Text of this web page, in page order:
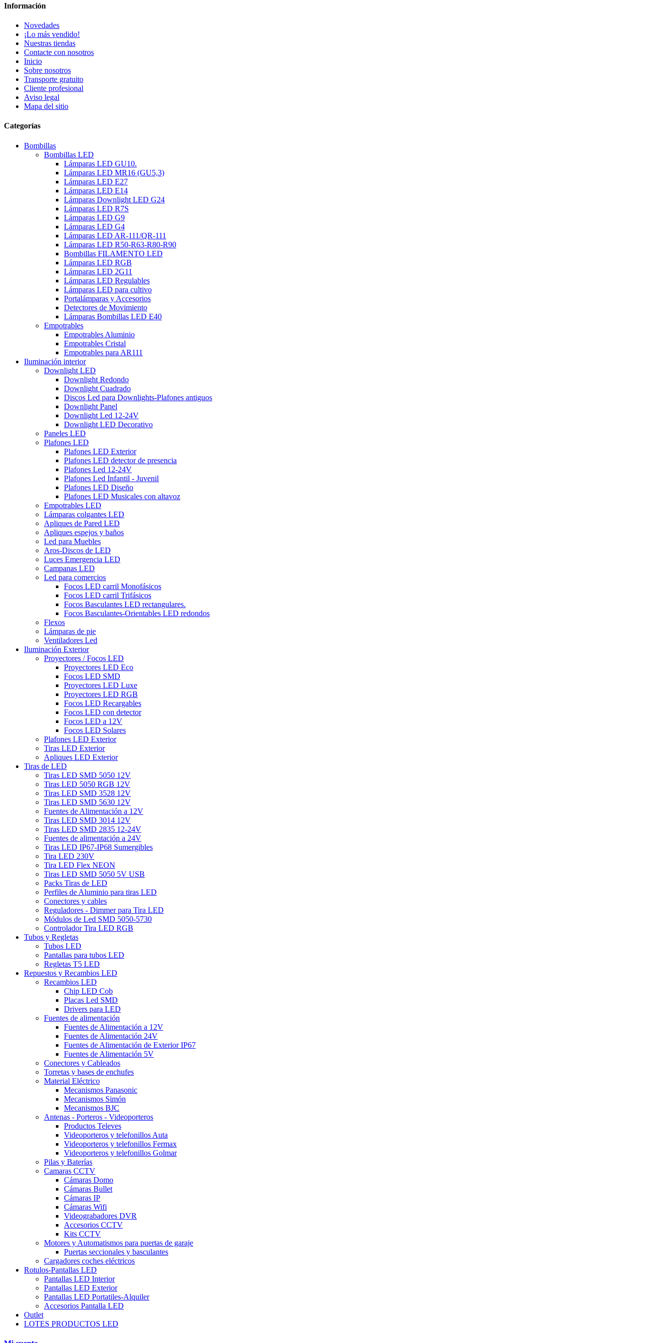
Información
Novedades
¡Lo más vendido!
Nuestras tiendas
Contacte con nosotros
Inicio
Sobre nosotros
Transporte gratuito
Cliente profesional
Aviso legal
Mapa del sitio
Categorías
Bombillas
Bombillas LED
Lámparas LED GU10.
Lámparas LED MR16 (GU5,3)
Lámparas LED E27
Lámparas LED E14
Lámparas Downlight LED G24
Lámparas LED R7S
Lámparas LED G9
Lámparas LED G4
Lámparas LED AR-111/QR-111
Lámparas LED R50-R63-R80-R90
Bombillas FILAMENTO LED
Lámparas LED RGB
Lámparas LED 2G11
Lámparas LED Regulables
Lámparas LED para cultivo
Portalámparas y Accesorios
Detectores de Movimiento
Lámparas Bombillas LED E40
Empotrables
Empotrables Aluminio
Empotrables Cristal
Empotrables para AR111
Iluminación interior
Downlight LED
Downlight Redondo
Downlight Cuadrado
Discos Led para Downlights-Plafones antiguos
Downlight Panel
Downlight Led 12-24V
Downlight LED Decorativo
Paneles LED
Plafones LED
Plafones LED Exterior
Plafones LED detector de presencia
Plafones Led 12-24V
Plafones Led Infantil - Juvenil
Plafones LED Diseño
Plafones LED Musicales con altavoz
Empotrables LED
Lámparas colgantes LED
Apliques de Pared LED
Apliques espejos y baños
Led para Muebles
Aros-Discos de LED
Luces Emergencia LED
Campanas LED
Led para comercios
Focos LED carril Monofásicos
Focos LED carril Trifásicos
Focos Basculantes LED rectangulares.
Focos Basculantes-Orientables LED redondos
Flexos
Lámparas de pie
Ventiladores Led
Iluminación Exterior
Proyectores / Focos LED
Proyectores LED Eco
Focos LED SMD
Proyectores LED Luxe
Proyectores LED RGB
Focos LED Recargables
Focos LED con detector
Focos LED a 12V
Focos LED Solares
Plafones LED Exterior
Tiras LED Exterior
Apliques LED Exterior
Tiras de LED
Tiras LED SMD 5050 12V
Tiras LED 5050 RGB 12V
Tiras LED SMD 3528 12V
Tiras LED SMD 5630 12V
Fuentes de Alimentación a 12V
Tiras LED SMD 3014 12V
Tiras LED SMD 2835 12-24V
Fuentes de alimentación a 24V
Tiras LED IP67-IP68 Sumergibles
Tira LED 230V
Tira LED Flex NEON
Tiras LED SMD 5050 5V USB
Packs Tiras de LED
Perfiles de Aluminio para tiras LED
Conectores y cables
Reguladores - Dimmer para Tira LED
Módulos de Led SMD 5050-5730
Controlador Tira LED RGB
Tubos y Regletas
Tubos LED
Pantallas para tubos LED
Regletas T5 LED
Repuestos y Recambios LED
Recambios LED
Chip LED Cob
Placas Led SMD
Drivers para LED
Fuentes de alimentación
Fuentes de Alimentación a 12V
Fuentes de Alimentación 24V
Fuentes de Alimentación de Exterior IP67
Fuentes de Alimentación 5V
Conectores y Cableados
Torretas y bases de enchufes
Material Eléctrico
Mecanismos Panasonic
Mecanismos Simón
Mecanismos BJC
Antenas - Porteros - Videoporteros
Productos Televes
Videoporteros y telefonillos Auta
Videoporteros y telefonillos Fermax
Videoporteros y telefonillos Golmar
Pilas y Baterías
Camaras CCTV
Cámaras Domo
Cámaras Bullet
Cámaras IP
Cámaras Wifi
Videograbadores DVR
Accesorios CCTV
Kits CCTV
Motores y Automatismos para puertas de garaje
Puertas seccionales y basculantes
Cargadores coches eléctricos
Rotulos-Pantallas LED
Pantallas LED Interior
Pantallas LED Exterior
Pantallas LED Portatiles-Alquiler
Accesorios Pantalla LED
Outlet
LOTES PRODUCTOS LED